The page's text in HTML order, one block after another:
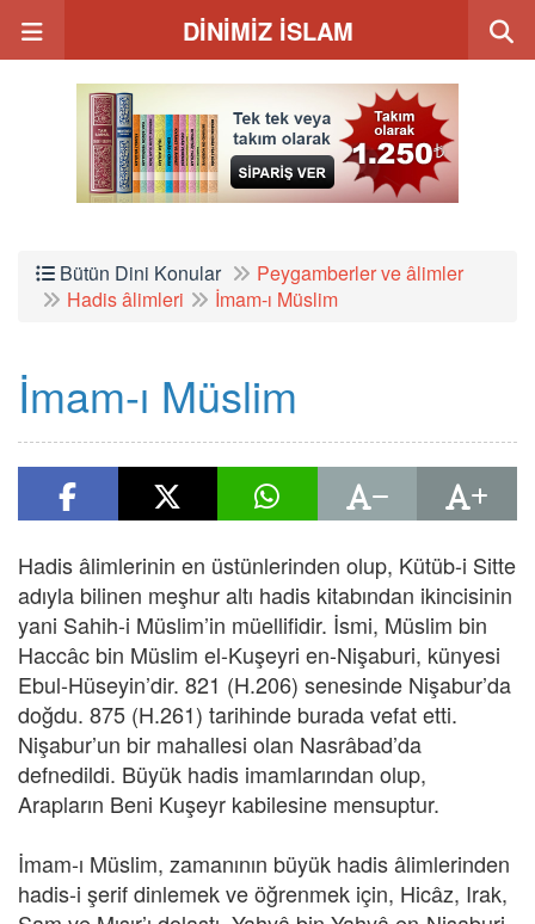
DİNİMİZ İSLAM
Bütün Dini Konular
Peygamberler ve âlimler
Hadis âlimleri
İmam-ı Müslim
İmam-ı Müslim
Hadis âlimlerinin en üstünlerinden olup, Kütüb-i Sitte
adıyla bilinen meşhur altı hadis kitabından ikincisinin
yani Sahih-i Müslim’in müellifidir. İsmi, Müslim bin
Haccâc bin Müslim el-Kuşeyri en-Nişaburi, künyesi
Ebul-Hüseyin’dir. 821 (H.206) senesinde Nişabur’da
doğdu. 875 (H.261) tarihinde burada vefat etti.
Nişabur’un bir mahallesi olan Nasrâbad’da
defnedildi. Büyük hadis imamlarından olup,
Arapların Beni Kuşeyr kabilesine mensuptur.
İmam-ı Müslim, zamanının büyük hadis âlimlerinden
hadis-i şerif dinlemek ve öğrenmek için, Hicâz, Irak,